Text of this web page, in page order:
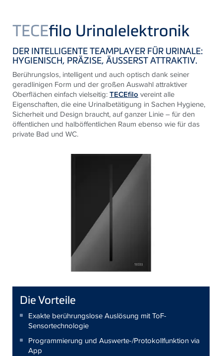
TECEfilo Urinalelektronik
DER INTELLIGENTE TEAMPLAYER FÜR URINALE:
HYGIENISCH, PRÄZISE, ÄUSSERST ATTRAKTIV.
Berührungslos, intelligent und auch optisch dank seiner
geradlinigen Form und der großen Auswahl attraktiver
Oberflächen einfach vielseitig:TECEfilo vereint alle
Eigenschaften, die eine Urinalbetätigung in Sachen Hygiene,
Sicherheit und Design braucht, auf ganzer Linie – für den
öffentlichen und halböffentlichen Raum ebenso wie für das
private Bad und WC.
Die Vorteile
Exakte berührungslose Auslösung mit ToF-
Sensortechnologie
Programmierung und Auswerte-/Protokollfunktion via
App